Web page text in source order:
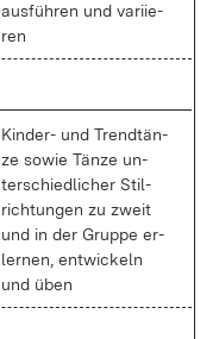
aus­füh­ren und va­ri­ie­
ren
Kin­der- und Trend­tän­
ze so­wie Tän­ze un­
ter­schied­li­cher Stil­
rich­tun­gen zu zweit
und in der Grup­pe er­
ler­nen, ent­wi­ckeln
und üben